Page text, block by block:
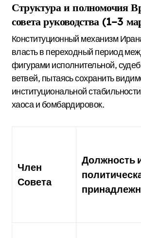
Структура и полномочия
совета руководства (1–3
Конституционный механизм
власть в переходный период
фигурами исполнительной,
ветвей, пытаясь сохранить
институциональной
хаоса и бомбардировок.
Член
Совета
Должность